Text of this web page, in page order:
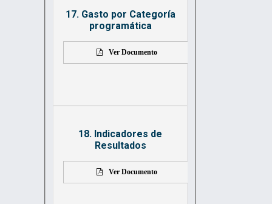
17. Gasto por Categoría
programática
Ver Documento
18. Indicadores de
Resultados
Ver Documento